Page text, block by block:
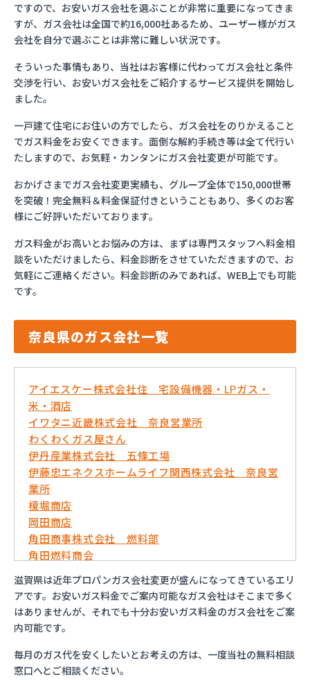
ですので、お安いガス会社を選ぶことが非常に重要になってきま
すが、ガス会社は全国で約16,000社あるため、ユーザー様がガス
会社を自分で選ぶことは非常に難しい状況です。
そういった事情もあり、当社はお客様に代わってガス会社と条件
交渉を行い、お安いガス会社をご紹介するサービス提供を開始し
ました。
一戸建て住宅にお住いの方でしたら、ガス会社をのりかえること
でガス料金をお安くできます。面倒な解約手続き等は全て代行い
たしますので、お気軽・カンタンにガス会社変更が可能です。
おかげさまでガス会社変更実績も、グループ全体で150,000世帯
を突破！完全無料＆料金保証付きということもあり、多くのお客
様にご好評いただいております。
ガス料金がお高いとお悩みの方は、まずは専門スタッフへ料金相
談をいただけましたら、料金診断をさせていただきますので、お
気軽にご連絡ください。料金診断のみであれば、WEB上でも可能
です。
奈良県のガス会社一覧
アイエスケー株式会社住 宅設備機器・LPガス・
米・酒店
イワタニ近畿株式会社 奈良営業所
わくわくガス屋さん
伊丹産業株式会社 五條工場
伊藤忠エネクスホームライフ関西株式会社 奈良営
業所
榎堀商店
岡田商店
角田商事株式会社 燃料部
角田燃料商会
株式会社イマムラ
株式会社オクダ商店
株式会社カクタニ
株式会社ホームエネルギー近畿 奈良センター
株式会社ヤスカワ
株式会社ヨネシマ奈良支店
滋賀県は近年プロパンガス会社変更が盛んになってきているエリ
アです。お安いガス料金でご案内可能なガス会社はそこまで多く
はありませんが、それでも十分お安いガス料金のガス会社をご案
内可能です。
毎月のガス代を安くしたいとお考えの方は、一度当社の無料相談
窓口へとご相談ください。